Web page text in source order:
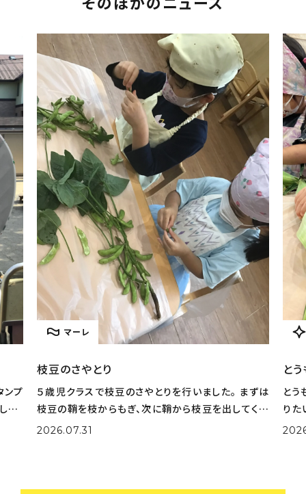
ンプ
。
マーレ
枝豆のさやとり
５歳児クラスで枝豆のさやとりを行いました。 まずは
枝豆の鞘を枝からもぎ、次に鞘から枝豆を出してくれ
ました。 大量の鞘から豆を一生懸命取り出してくれま
2026.07.31
と
とう
りた
実際